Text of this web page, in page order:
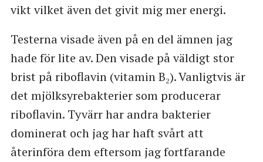
vikt vilket även det givit mig mer energi.
Testerna visade även på en del ämnen jag
hade för lite av. Den visade på väldigt stor
brist på riboflavin (vitamin B₂). Vanligtvis är
det mjölksyrebakterier som producerar
riboflavin. Tyvärr har andra bakterier
dominerat och jag har haft svårt att
återinföra dem eftersom jag fortfarande